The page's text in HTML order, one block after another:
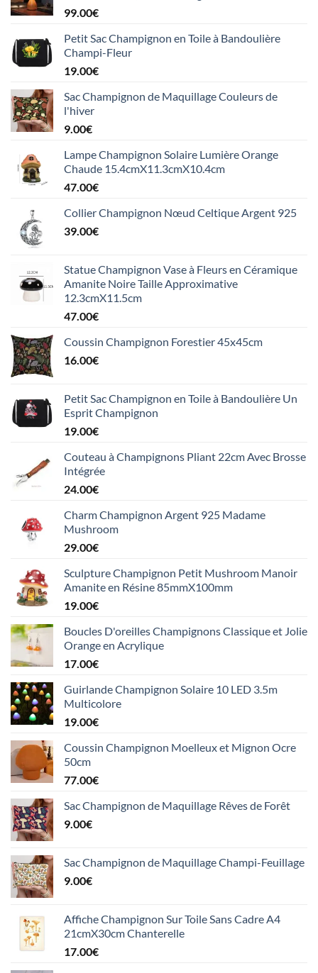
99.00€
Petit Sac Champignon en Toile à Bandoulière
Champi-Fleur
19.00€
Sac Champignon de Maquillage Couleurs de
l'hiver
9.00€
Lampe Champignon Solaire Lumière Orange
Chaude 15.4cmX11.3cmX10.4cm
47.00€
Collier Champignon Nœud Celtique Argent 925
39.00€
Statue Champignon Vase à Fleurs en Céramique
Amanite Noire Taille Approximative
12.3cmX11.5cm
47.00€
Coussin Champignon Forestier 45x45cm
16.00€
Petit Sac Champignon en Toile à Bandoulière Un
Esprit Champignon
19.00€
Couteau à Champignons Pliant 22cm Avec Brosse
Intégrée
24.00€
Charm Champignon Argent 925 Madame
Mushroom
29.00€
Sculpture Champignon Petit Mushroom Manoir
Amanite en Résine 85mmX100mm
19.00€
Boucles D'oreilles Champignons Classique et Jolie
Orange en Acrylique
17.00€
Guirlande Champignon Solaire 10 LED 3.5m
Multicolore
19.00€
Coussin Champignon Moelleux et Mignon Ocre
50cm
77.00€
Sac Champignon de Maquillage Rêves de Forêt
9.00€
Sac Champignon de Maquillage Champi-Feuillage
9.00€
Affiche Champignon Sur Toile Sans Cadre A4
21cmX30cm Chanterelle
17.00€